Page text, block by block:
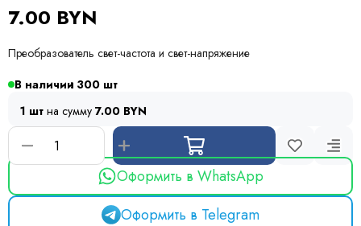
Резисторы
Предохранители
Кварцевые резонаторы
Дроссели
Устройства защиты
7.00 BYN
Преобразователь свет-частота и свет-напряжение
В наличии 300
1 шт на сумму 7.00 BYN
Оформить в WhatsApp
Оформить в Telegram